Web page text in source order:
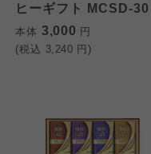
ヒーギフト MCSD-30
本体 3,000 円
(税込 3,240 円)